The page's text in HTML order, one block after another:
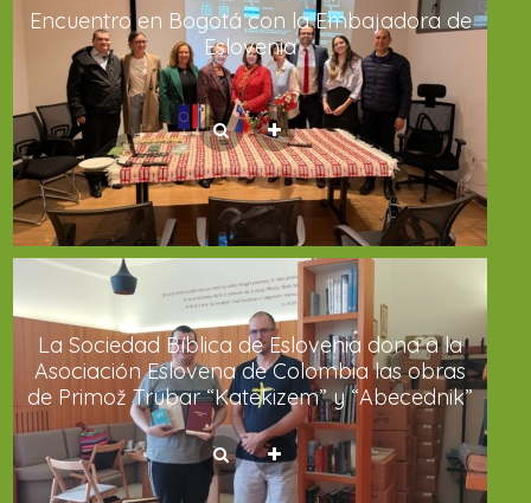
Encuentro en Bogotá con la Embajadora de
Eslovenia
La Sociedad Bíblica de Eslovenia dona a la
Asociación Eslovena de Colombia las obras
de Primož Trubar “Katekizem” y “Abecednik”